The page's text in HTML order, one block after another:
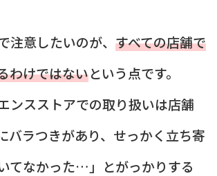
注意したいのが、 すべての店舗で
わけではないという点です。
ンスストアでの取り扱いは店舗
バラつきがあり、せっかく立ち寄
てなかった…」とがっかりする